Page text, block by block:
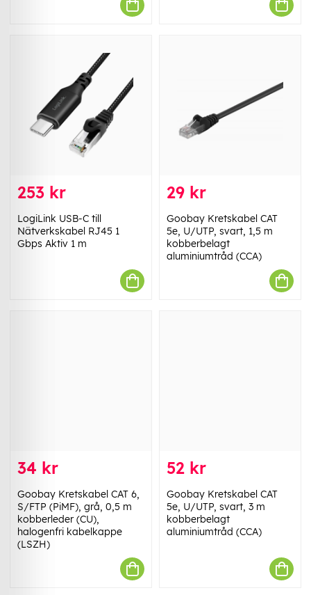
253 kr
LogiLink USB-C till
Nätverkskabel RJ45 1
Gbps Aktiv 1 m
29 kr
Goobay Kretskabel CAT
5e, U/UTP, svart, 1,5 m
kobberbelagt
aluminiumtråd (CCA)
34 kr
Goobay Kretskabel CAT 6,
S/FTP (PiMF), grå, 0,5 m
kobberleder (CU),
halogenfri kabelkappe
(LSZH)
52 kr
Goobay Kretskabel CAT
5e, U/UTP, svart, 3 m
kobberbelagt
aluminiumtråd (CCA)